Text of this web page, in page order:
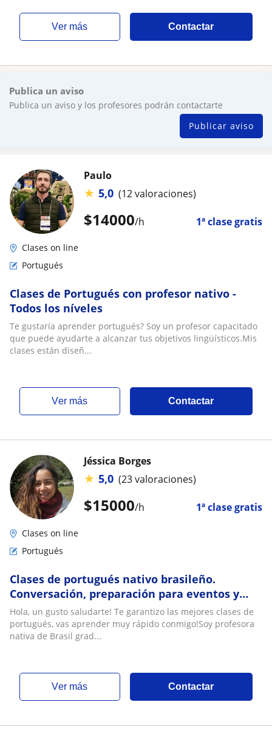
ver más Contactar
Publica un aviso
Publica un aviso y los profesores podrán contactarte
Publicar aviso
$14000/h 1ª clase gratis
Paulo
★ 5,0 (12 valoraciones)
Clases on line
Portugués
Clases de Portugués con profesor nativo -
Todos los níveles
Te gustaría aprender portugués? Soy un profesor capacitado
que puede ayudarte a alcanzar tus objetivos lingüísticos.Mis
clases están diseñ...
ver más Contactar
$15000/h 1ª clase gratis
Jéssica Borges
★ 5,0 (23 valoraciones)
Clases on line
Portugués
Clases de portugués nativo brasileño.
Conversación, preparación para eventos y
celpe-bras
Hola, un gusto saludarte! Te garantizo las mejores clases de
portugués, vas aprender muy rápido conmigo!Soy profesora
nativa de Brasil grad...
ver más Contactar